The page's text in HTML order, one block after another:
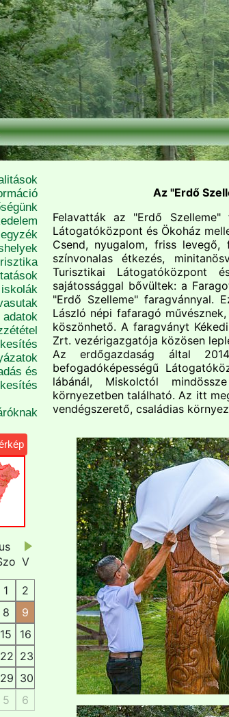
adatok
és
V
1
2
8
9
15
16
22 23
29 30
5 6
Az "Erdő
Felavatták az "Erdő
Látogatóközpont és Ökoház
Csend, nyugalom, friss
színvonalas étkezés,
Turisztikai Látogatóközpont
sajátossággal bővültek: a
"Erdő Szelleme" faragvánnyal.
László népi fafaragó
köszönhető. A faragványt
Zrt. vezérigazgatója közösen
Az erdőgazdaság által
befogadóképességű
lábánál, Miskolctól
környezetben található. Az itt
vendégszerető, családias